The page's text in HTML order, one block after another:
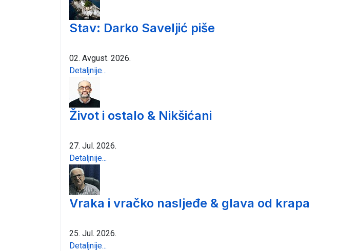
Stav: Darko Saveljić piše
02. Avgust. 2026.
Detaljnije...
Život i ostalo & Nikšićani
27. Jul. 2026.
Detaljnije...
Vraka i vračko nasljeđe & glava od krapa
25. Jul. 2026.
Detaljnije...